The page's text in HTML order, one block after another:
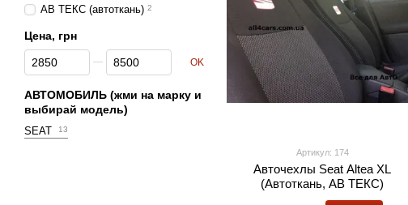
Артикул: 174
Авточехлы Seat Altea XL
(Автоткань, АВ ТЕКС)
АВ ТЕКС (автоткань) 2
Цена, грн
От Цена, грн
До Цена, грн OK
АВТОМОБИЛЬ (жми на марку и
выбирай модель)
SEAT 13